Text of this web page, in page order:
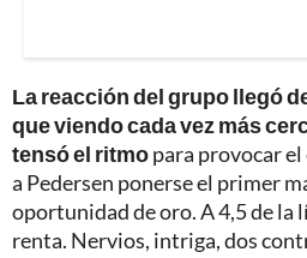
La reacción del grupo llegó
que viendo cada vez más
tensó el ritmopara provocar
a Pedersen ponerse el primer
oportunidad de oro. A 4,5 de la
renta. Nervios, intriga, dos